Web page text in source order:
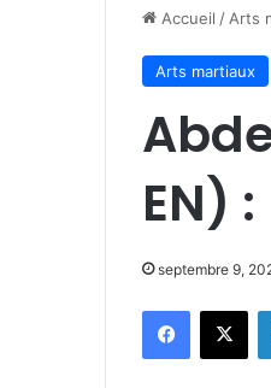
Accueil / Arts
Arts martiaux
EN) :
septembre 9,
Facebook
X